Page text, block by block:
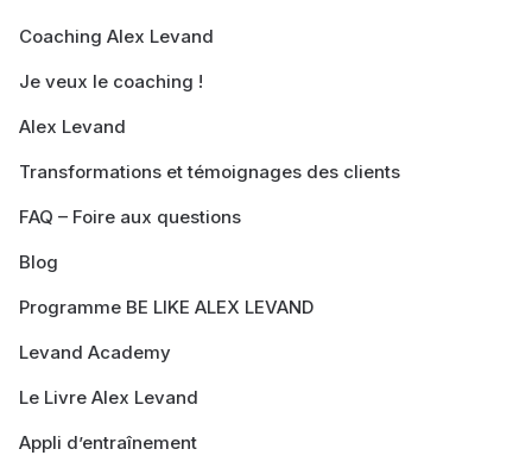
Coaching Alex Levand
Je veux le coaching !
Alex Levand
Transformations et témoignages des clients
FAQ – Foire aux questions
Blog
Programme BE LIKE ALEX LEVAND
Levand Academy
Le Livre Alex Levand
Appli d’entraînement